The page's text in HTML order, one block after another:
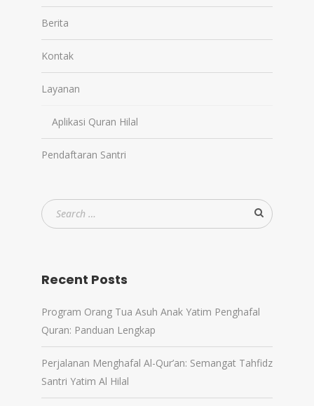
Berita
Kontak
Layanan
Aplikasi Quran Hilal
Pendaftaran Santri
Recent Posts
Program Orang Tua Asuh Anak Yatim Penghafal
Quran: Panduan Lengkap
Perjalanan Menghafal Al-Qur’an: Semangat Tahfidz
Santri Yatim Al Hilal